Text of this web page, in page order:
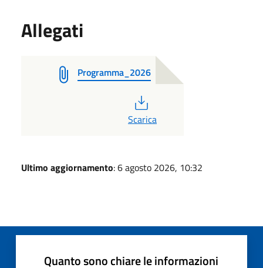
Allegati
Programma_2026
Scarica
Ultimo aggiornamento: 6 agosto 2026, 10:32
Quanto sono chiare le informazioni